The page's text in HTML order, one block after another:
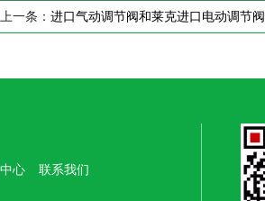
上一条： 进口气动调节阀和莱克进口电动调节
心 联系我们